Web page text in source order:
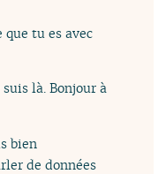
tu es avec
suis là. Bonjour à
bien
de données